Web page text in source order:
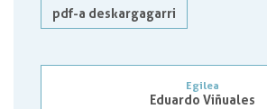
pdf-a deskargagarri
Egilea
Eduardo Viñuales